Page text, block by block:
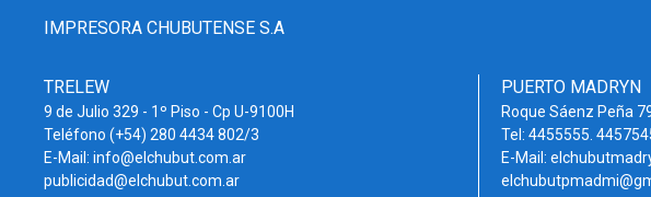
IMPRESORA CHUBUTENSE S.A
TRELEW
9 de Julio 329 - 1º Piso - Cp U-9100H
Teléfono (+54) 280 4434 802/3
E-Mail: info@elchubut.com.ar
publicidad@elchubut.com.ar
PUERTO MADRYN
Roque Sáenz Peña
Tel: 4455555.
E-Mail: